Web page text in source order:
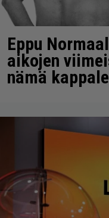
Eppu
aikojen
nämä